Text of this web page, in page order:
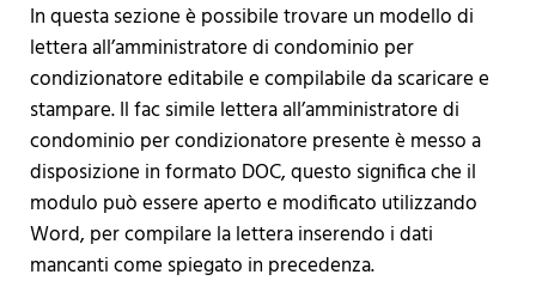
In questa sezione è possibile trovare un modello di
lettera all’amministratore di condominio per
condizionatore editabile e compilabile da scaricare e
stampare. Il fac simile lettera all’amministratore di
condominio per condizionatore presente è messo a
disposizione in formato DOC, questo significa che il
modulo può essere aperto e modificato utilizzando
Word, per compilare la lettera inserendo i dati
mancanti come spiegato in precedenza.